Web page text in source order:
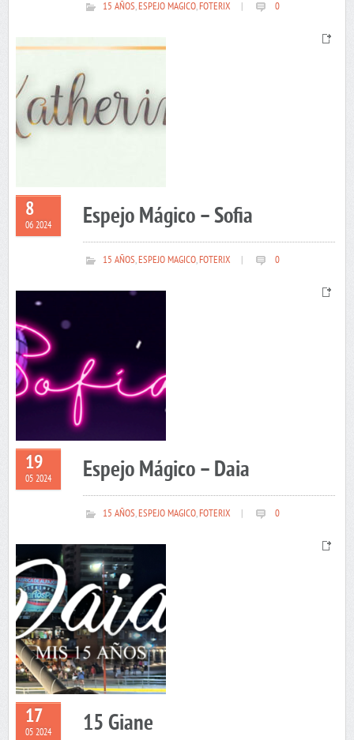
15 AÑOS,ESPEJO MAGICO,FOTERIX 0
8
06 2024 Espejo Mágico – Sofia
15 AÑOS,ESPEJO MAGICO,FOTERIX 0
19
05 2024 Espejo Mágico – Daia
15 AÑOS,ESPEJO MAGICO,FOTERIX 0
17
05 2024 15 Giane